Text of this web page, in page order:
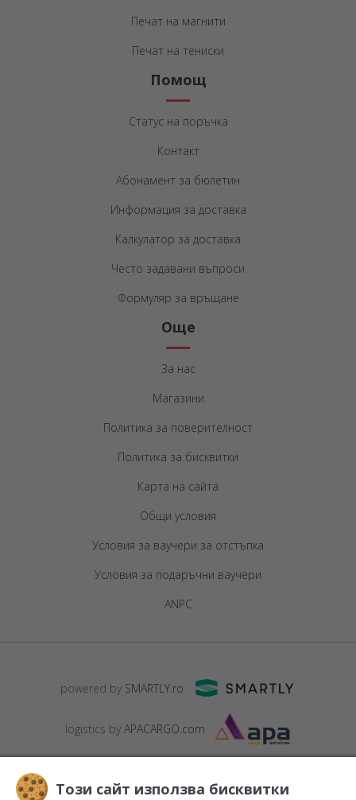
Печат на магнити
Печат на тениски
Помощ
Статус на поръчка
Контакт
Абонамент за бюлетин
Информация за доставка
Калкулатор за доставка
Често задавани въпроси
Формуляр за връщане
Още
За нас
Магазини
Политика за поверителност
Политика за бисквитки
Карта на сайта
Общи условия
Условия за ваучери за отстъпка
Условия за подаръчни ваучери
ANPC
powered by SMARTLY.ro
logistics by APACARGO.com
Този сайт използва бисквитки